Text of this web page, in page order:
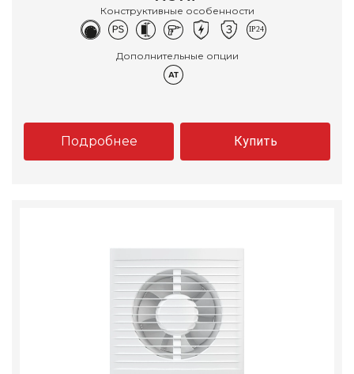
Конструктивные особенности
Дополнительные опции
Подробнее Купить